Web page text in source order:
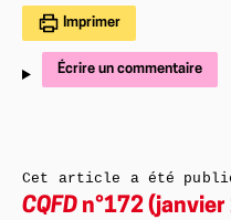
Imprimer
Écrire un commentaire
Cet article a été
CQFD n°172